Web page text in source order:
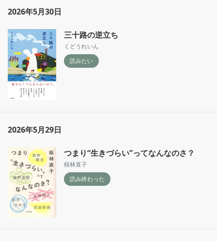
2026年5月30日
三十路の逆立ち
くどうれいん
読みたい
2026年5月29日
つまり“生きづらい”ってなんなのさ？
桜林直子
読み終わった